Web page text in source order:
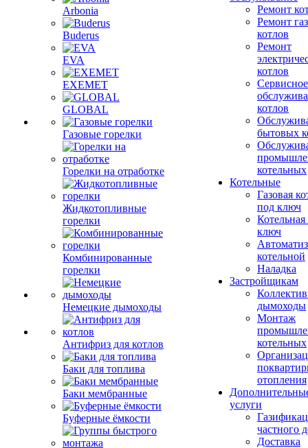
Arbonia
Buderus
EVA
EXEMET
GLOBAL
Газовые горелки
Горелки на отработке
Жидкотопливные
горелки
Комбинированные
горелки
Немецкие дымоходы
Антифриз для котлов
Баки для топлива
Баки мембранные
Буферные ёмкости
Ремонт
Ремонт
котлов
Ремонт
котлов
Сервисное
котлов
бытовых
котельных
Котельные
Газовая
под ключ
ключ
котельной
Наладка
Застройщикам
дымоходы
Монтаж
котельных
отопления
услуги
частного
Доставка